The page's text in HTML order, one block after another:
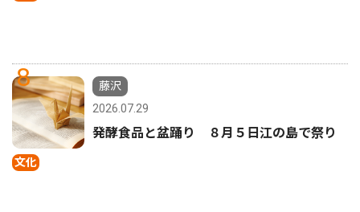
8
文化
藤沢
2026.07.29
発酵食品と盆踊り ８月５日江の島で祭り